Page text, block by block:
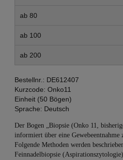
ab 80
ab 100
ab 200
Bestellnr.: DE612407
Kurzcode: Onko11
Einheit (50 Bögen)
Sprache: Deutsch
Der Bogen „Biopsie (Onko 11,
informiert über eine Gewebeentnahme
Folgende Methoden werden
Feinnadelbiopsie